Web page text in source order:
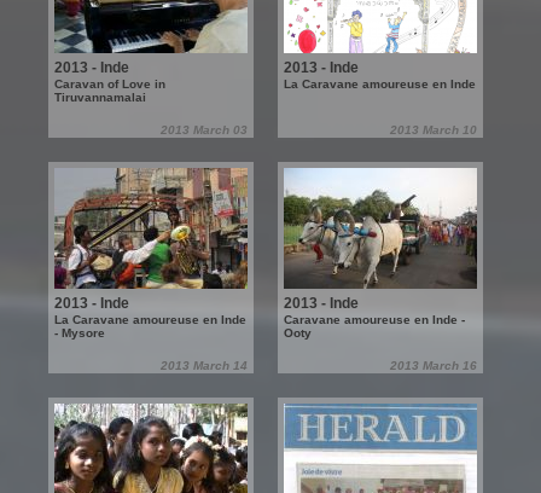
2013 - Inde
Caravan of Love in
Tiruvannamalai
2013 March 03
2013 - Inde
La Caravane amoureuse en Inde
2013 March 10
2013 - Inde
La Caravane amoureuse en Inde
- Mysore
2013 March 14
2013 - Inde
Caravane amoureuse en Inde -
Ooty
2013 March 16